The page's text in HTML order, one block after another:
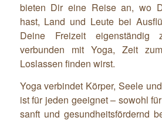
bieten Dir eine Reise an, wo
hast, Land und Leute bei
Deine Freizeit eigenständig
verbunden mit Yoga, Zeit
Loslassen finden wirst.
Yoga verbindet Körper, Seele
ist für jeden geeignet – sowohl
sanft und gesundheitsfördernd